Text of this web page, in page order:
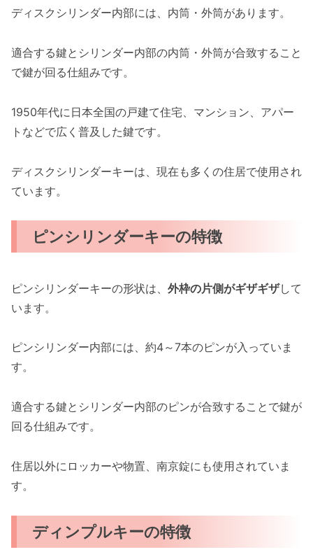
ディスクシリンダー内部には、内筒・外筒があります。
適合する鍵とシリンダー内部の内筒・外筒が合致すること
で鍵が回る仕組みです。
1950年代に日本全国の戸建て住宅、マンション、アパー
トなどで広く普及した鍵です。
ディスクシリンダーキーは、現在も多くの住居で使用され
ています。
ピンシリンダーキーの特徴
ピンシリンダーキーの形状は、 外枠の片側がギザギザして
います。
ピンシリンダー内部には、約4～7本のピンが入っていま
す。
適合する鍵とシリンダー内部のピンが合致することで鍵が
回る仕組みです。
住居以外にロッカーや物置、南京錠にも使用されていま
す。
ディンプルキーの特徴